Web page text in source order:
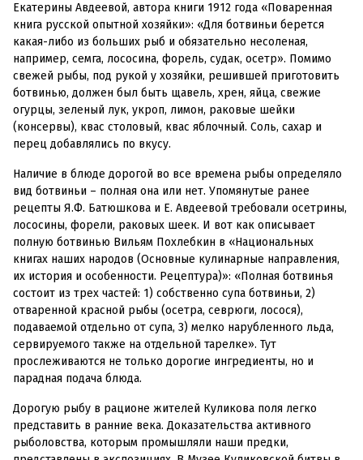
Екатерины Авдеевой, автора книги 1912 года «Поваренная
книга русской опытной хозяйки»: «Для ботвиньи берется
какая-либо из больших рыб и обязательно несоленая,
например, семга, лососина, форель, судак, осетр». Помимо
свежей рыбы, под рукой у хозяйки, решившей приготовить
ботвинью, должен был быть щавель, хрен, яйца, свежие
огурцы, зеленый лук, укроп, лимон, раковые шейки
(консервы), квас столовый, квас яблочный. Соль, сахар и
перец добавлялись по вкусу.
Наличие в блюде дорогой во все времена рыбы определяло
вид ботвиньи – полная она или нет. Упомянутые ранее
рецепты Я.Ф. Батюшкова и Е. Авдеевой требовали осетрины,
лососины, форели, раковых шеек. И вот как описывает
полную ботвинью Вильям Похлебкин в «Национальных
книгах наших народов (Основные кулинарные направления,
их история и особенности. Рецептура)»: «Полная ботвинья
состоит из трех частей: 1) собственно супа ботвиньи, 2)
отваренной красной рыбы (осетра, севрюги, лосося),
подаваемой отдельно от супа, 3) мелко нарубленного льда,
сервируемого также на отдельной тарелке». Тут
прослеживаются не только дорогие ингредиенты, но и
парадная подача блюда.
Дорогую рыбу в рационе жителей Куликова поля легко
представить в ранние века. Доказательства активного
рыболовства, которым промышляли наши предки,